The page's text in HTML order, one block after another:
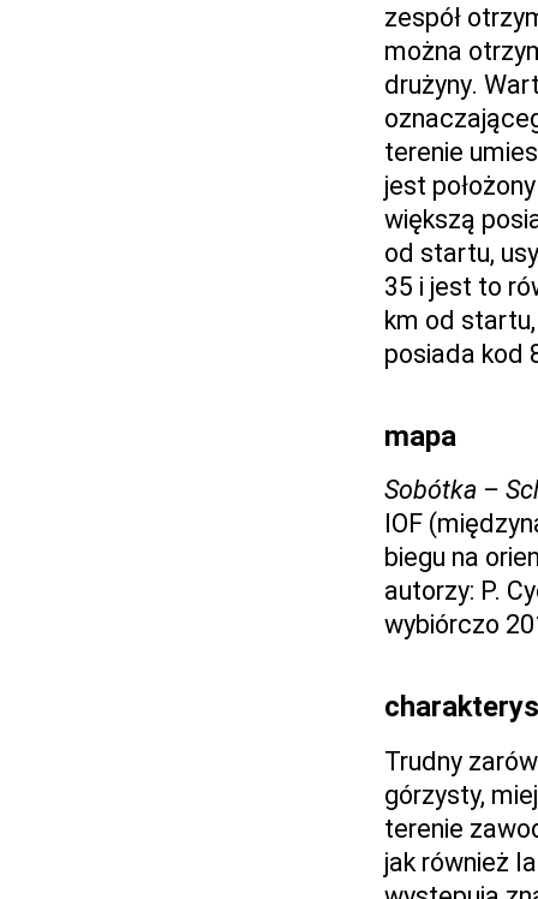
zespół
można
drużyny.
terenie
jest
większą
od startu,
35 i jest to
km od
posiada kod
mapa
Sobótka –
IOF
biegu na
autorzy: P.
wybiórczo
Trudny
górzysty,
terenie
jak również